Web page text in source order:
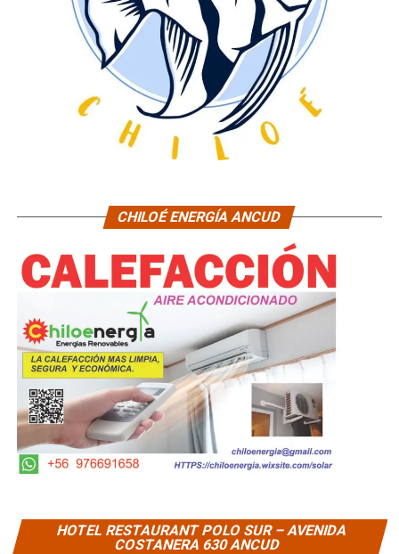
CHILOÉ ENERGÍA ANCUD
HOTEL RESTAURANT POLO SUR – AVENIDA
COSTANERA 630 ANCUD